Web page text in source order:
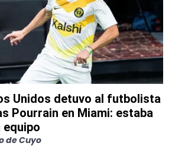
Unidos detuvo al futbolista
Pourrain en Miami: estaba
equipo
de Cuyo